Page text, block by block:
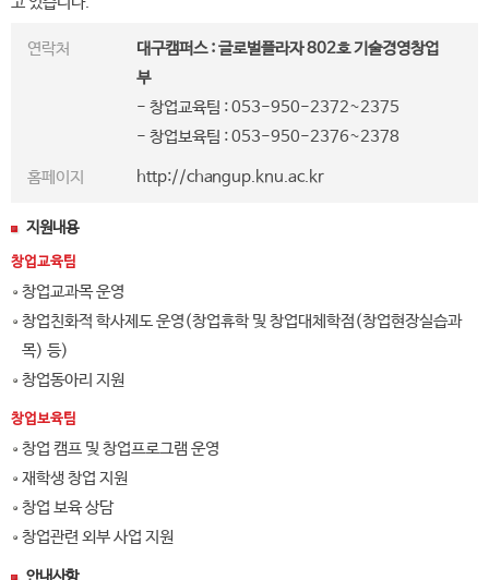
연락처
대구캠퍼스 : 글로벌플라자 802호 기술경영창업
부
- 창업교육팀 : 053-950-2372~2375
- 창업보육팀 : 053-950-2376~2378
홈페이지 http://changup.knu.ac.kr
지원내용
창업교육팀
창업교과목 운영
창업친화적 학사제도 운영(창업휴학 및 창업대체학점(창업현장실습과
목) 등)
창업동아리 지원
창업보육팀
창업 캠프 및 창업프로그램 운영
재학생 창업 지원
창업 보육 상담
창업관련 외부 사업 지원